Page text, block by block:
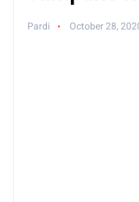
Pardi October 28,